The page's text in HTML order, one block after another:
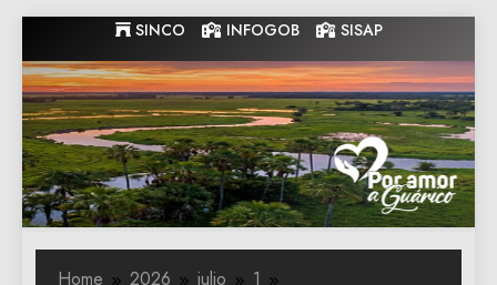
to
content
SINCO INFOGOB SISAP
Gobernacion
de Guarico
Gobernacion de Guarico
Home 2026 julio
1